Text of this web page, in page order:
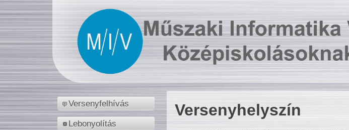
Versenyfelhívás
Lebonyolítás
Versenyhelyszín